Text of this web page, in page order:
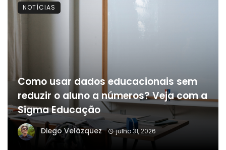
Como usar dados educacionais sem
reduzir o aluno a números? Veja com a
Sigma Educação
Diego Velázquez julho 31, 2026
NOTÍCIAS